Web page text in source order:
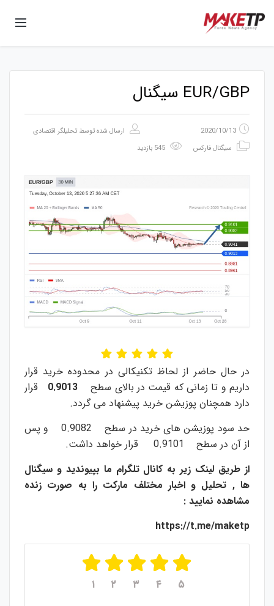
EUR/GBP سیگنال
2020/10/13 ارسال شده توسط تحلیلگر اقتصادی
سیگنال فارکس
در حال حاضر از لحاظ تکنیکالی در محدوده خرید قرار
داریم و تا زمانی که قیمت در بالای سطح 0.9013
قرار
دارد همچنان پوزیشن خرید پیشنهاد می گردد.
حد سود پوزیشن های خرید در سطح 0.9082 و پس
از آن در سطح 0.9101 قرار خواهد داشت.
از طریق لینک زیر به کانال تلگرام ما بپیوندید و سیگنال
ها , تحلیل و اخبار مختلف مارکت را به صورت زنده
مشاهده نمایید :
https://t.me/maketp
۱ ۲ ۳ ۴ ۵